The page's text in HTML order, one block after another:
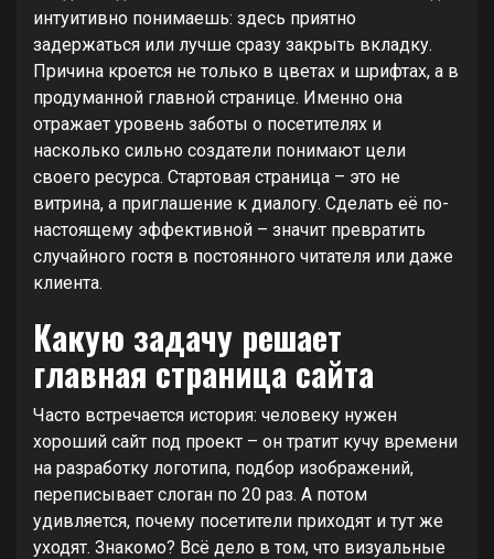
интуитивно понимаешь: здесь приятно
задержаться или лучше сразу закрыть вкладку.
Причина кроется не только в цветах и шрифтах, а в
продуманной главной странице. Именно она
отражает уровень заботы о посетителях и
насколько сильно создатели понимают цели
своего ресурса. Стартовая страница – это не
витрина, а приглашение к диалогу. Сделать её по-
настоящему эффективной – значит превратить
случайного гостя в постоянного читателя или даже
клиента.
Какую задачу решает
главная страница сайта
Часто встречается история: человеку нужен
хороший сайт под проект – он тратит кучу времени
на разработку логотипа, подбор изображений,
переписывает слоган по 20 раз. А потом
удивляется, почему посетители приходят и тут же
уходят. Знакомо? Всё дело в том, что визуальные